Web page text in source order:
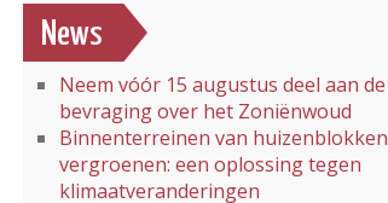
News
Neem vóór 15 augustus deel aan de
bevraging over het Zoniënwoud
Binnenterreinen van huizenblokken
vergroenen: een oplossing tegen
klimaatveranderingen